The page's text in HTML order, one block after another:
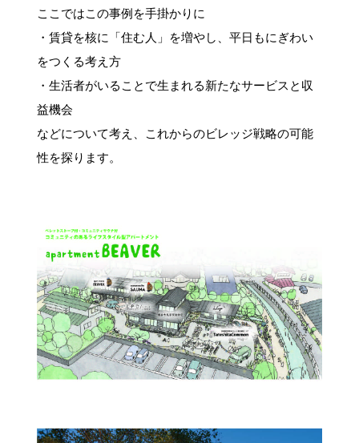
ここではこの事例を手掛かりに
・賃貸を核に「住む人」を増やし、平日もにぎわい
をつくる考え方
・生活者がいることで生まれる新たなサービスと収
益機会
などについて考え、これからのビレッジ戦略の可能
性を探ります。